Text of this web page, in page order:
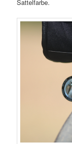
Sattelfarbe.